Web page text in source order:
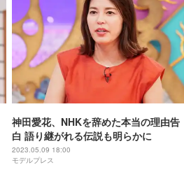
神田愛花、NHKを辞めた本当の理由告
白 語り継がれる伝説も明らかに
2023.05.09 18:00
モデルプレス